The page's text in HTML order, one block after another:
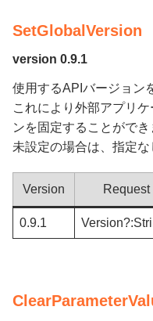
SetGlobalVersion
version 0.9.1
使用するAPIバージョン
これにより外部アプリ
ンを固定することができ
未設定の場合は、指定な
Version Request
0.9.1